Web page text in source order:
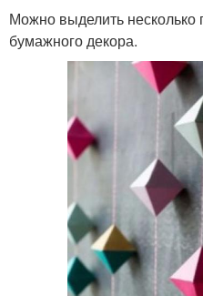
Можно выделить несколько
бумажного декора.